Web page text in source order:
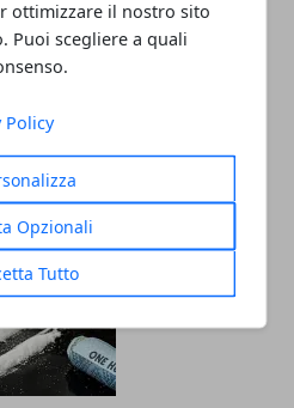
ottimizzare il nostro sito
Puoi scegliere a quali
Policy
Opzionali
Tutto
arrestata a